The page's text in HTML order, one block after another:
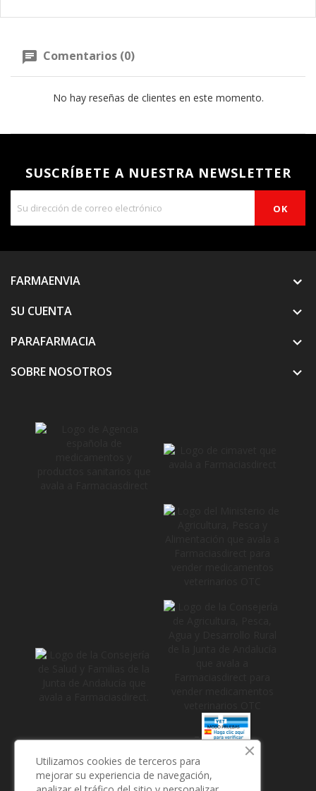
Comentarios (0)
No hay reseñas de clientes en este momento.
SUSCRÍBETE A NUESTRA NEWSLETTER
FARMAENVIA
SU CUENTA

PARAFARMACIA 
SOBRE NOSOTROS 
Utilizamos cookies de terceros para
mejorar su experiencia de navegación,